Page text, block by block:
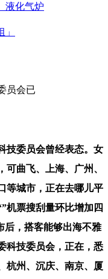
液化气炉
员会已
委员会曾经表态。女
可曲飞、上海、广州、
等城市，正在去哪儿平
机票搜刮量环比增加四
后，搭客能够出海不雅
科技委员会，正在，悉
杭州、沉庆、南京、厦